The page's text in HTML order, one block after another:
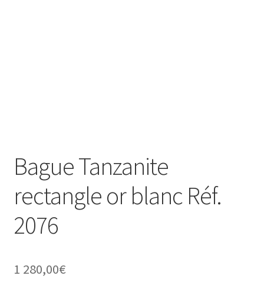
Bague Tanzanite
rectangle or blanc Réf.
2076
1 280,00€